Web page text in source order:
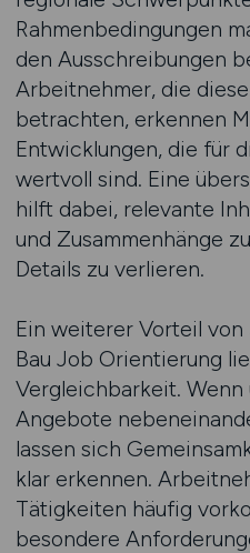
Rahmenbedingungen
den Ausschreibungen
Arbeitnehmer, die
betrachten, erkennen
Entwicklungen, die für
wertvoll sind. Eine
hilft dabei, relevante
und Zusammenhänge
Details zu verlieren.
Ein weiterer Vorteil
Bau Job Orientierung
Vergleichbarkeit.
Angebote
lassen sich
klar erkennen.
Tätigkeiten häufig
besondere